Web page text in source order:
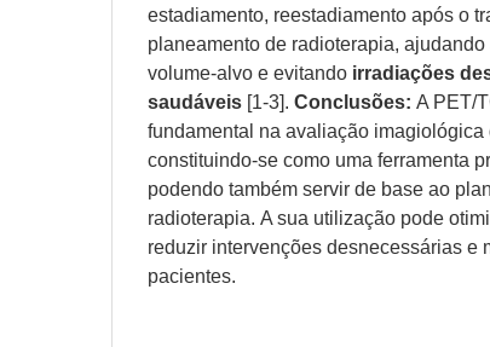
estadiamento, reestadiamento após o
planeamento de radioterapia,
volume-alvo e evitando irradiações
saudáveis [1-3]. Conclusões: A PET/
fundamental na avaliação
constituindo-se como uma ferramenta
podendo também servir de base ao
radioterapia. A sua utilização pode
reduzir intervenções desnecessárias e
pacientes.